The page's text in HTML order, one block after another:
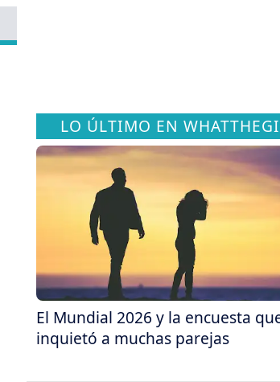
LO ÚLTIMO EN
El Mundial 2026 y la encuesta
inquietó a muchas parejas